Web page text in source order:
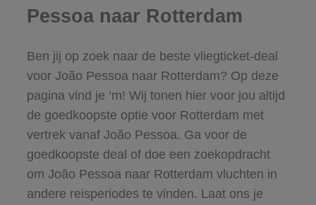
Pessoa naar Rotterdam
Ben jij op zoek naar de beste vliegticket-deal
voor João Pessoa naar Rotterdam? Op deze
pagina vind je ‘m! Wij tonen hier voor jou altijd
de goedkoopste optie voor Rotterdam met
vertrek vanaf João Pessoa. Ga voor de
goedkoopste deal of doe een zoekopdracht
om João Pessoa naar Rotterdam vluchten in
andere reisperiodes te vinden. Laat ons je